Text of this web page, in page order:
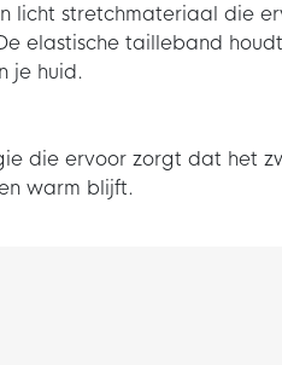
licht stretchmateriaal die
elastische tailleband
je huid.
die ervoor zorgt dat het
warm blijft.